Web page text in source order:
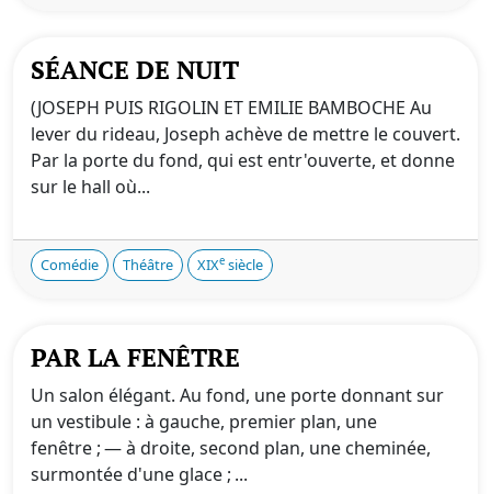
SÉANCE DE NUIT
(JOSEPH PUIS RIGOLIN ET EMILIE BAMBOCHE Au
lever du rideau, Joseph achève de mettre le couvert.
Par la porte du fond, qui est entr'ouverte, et donne
sur le hall où...
Comédie Théâtre XIXe siècle
PAR LA FENÊTRE
Un salon élégant. Au fond, une porte donnant sur
un vestibule : à gauche, premier plan, une
fenêtre ; — à droite, second plan, une cheminée,
surmontée d'une glace ; ...